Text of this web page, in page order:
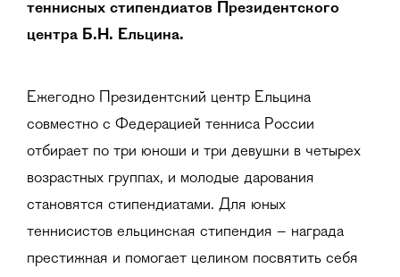
теннисных стипендиатов Президентского
центра Б.Н. Ельцина.
Ежегодно Президентский центр Ельцина
совместно с Федерацией тенниса России
отбирает по три юноши и три девушки в четырех
возрастных группах, и молодые дарования
становятся стипендиатами. Для юных
теннисистов ельцинская стипендия – награда
престижная и помогает целиком посвятить себя